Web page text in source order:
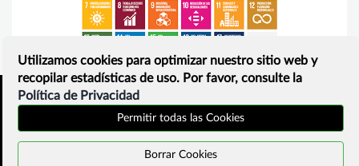
Política de privacidad
¿Que es?
Contacto
Utilizamos cookies para optimizar nuestro sitio web y
recopilar estadísticas de uso. Por favor, consulte la
Política de Privacidad
Permitir todas las Cookies
Borrar Cookies